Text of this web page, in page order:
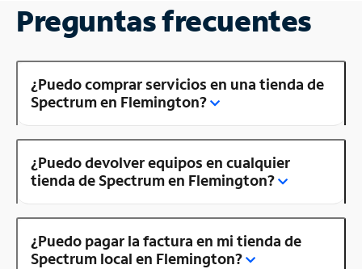
Preguntas frecuentes
¿Puedo comprar servicios en una tienda de
Spectrum en Flemington?
¿Puedo devolver equipos en cualquier
tienda de Spectrum en Flemington?
¿Puedo pagar la factura en mi tienda de
Spectrum local en Flemington?